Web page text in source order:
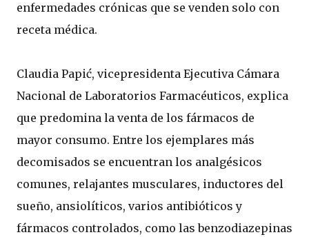
enfermedades crónicas que se venden solo con
receta médica.
Claudia Papić, vicepresidenta Ejecutiva Cámara
Nacional de Laboratorios Farmacéuticos, explica
que predomina la venta de los fármacos de
mayor consumo. Entre los ejemplares más
decomisados se encuentran los analgésicos
comunes, relajantes musculares, inductores del
sueño, ansiolíticos, varios antibióticos y
fármacos controlados, como las benzodiazepinas